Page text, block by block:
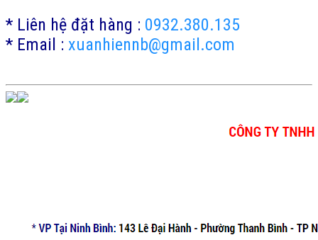
* Liên hệ đặt hàng : 0932.380.135
* Email : xuanhiennb@gmail.com